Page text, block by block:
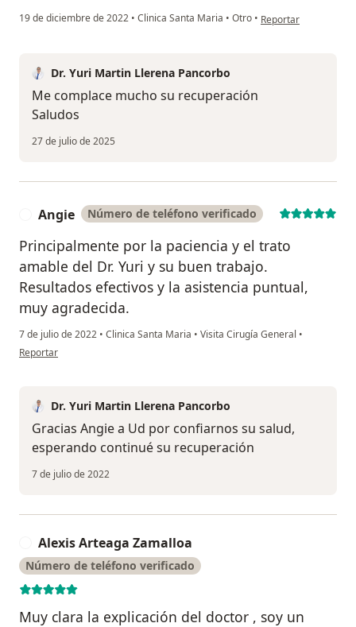
19 de diciembre de 2022 • Clinica Santa Maria • Otro • en opinión del
Reportar
Dr. Yuri Martin Llerena Pancorbo
Me complace mucho su recuperación
Saludos
27 de julio de 2025
Angie Número de teléfono verificado
Principalmente por la paciencia y el trato
amable del Dr. Yuri y su buen trabajo.
Resultados efectivos y la asistencia puntual,
muy agradecida.
7 de julio de 2022 • Clinica Santa Maria • Visita Cirugía General •
en opinión del usuario Angie
Reportar
Dr. Yuri Martin Llerena Pancorbo
Gracias Angie a Ud por confiarnos su salud,
esperando continué su recuperación
7 de julio de 2022
Alexis Arteaga Zamalloa
Número de teléfono verificado
Muy clara la explicación del doctor , soy un